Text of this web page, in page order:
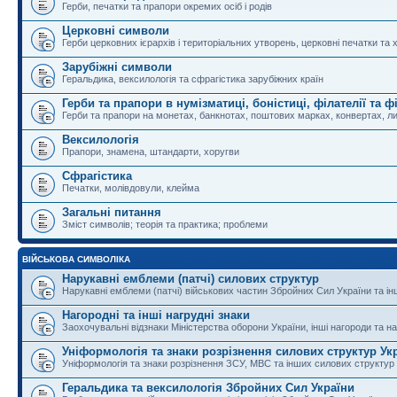
Герби, печатки та прапори окремих осіб і родів
Церковні символи
Герби церковних ієрархів і територіальних утворень, церковні печатки та
Зарубіжні символи
Геральдика, вексилологія та сфрагістика зарубіжних країн
Герби та прапори в нумізматиці, боністиці, філателії та
Герби та прапори на монетах, банкнотах, поштових марках, конвертах,
Вексилологія
Прапори, знамена, штандарти, хоругви
Сфрагістика
Печатки, молівдовули, клейма
Загальні питання
Зміст символів; теорія та практика; проблеми
ВІЙСЬКОВА СИМВОЛІКА
Нарукавні емблеми (патчі) силових структур
Нарукавні емблеми (патчі) військових частин Збройних Сил України та
Нагородні та інші нагрудні знаки
Заохочувальні відзнаки Міністерства оборони України, інші нагороди та
Уніформологія та знаки розрізнення силових структур
Уніформологія та знаки розрізнення ЗСУ, МВС та інших силових структур
Геральдика та вексилологія Збройних Сил України